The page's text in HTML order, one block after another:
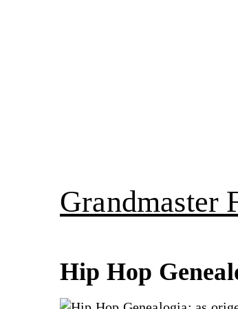
Grandmaster
Hip Hop